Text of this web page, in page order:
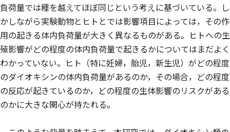
負荷量では種を越えてほぼ同じという考えに基づいている。し
かしながら実験動物とヒトとでは影響項目によっては，その作
用の起きる体内負荷量が大きく異なるものがある。ヒトへの生
殖影響がどの程度の体内負荷量で起きるかについてはまだよく
わかっていない。ヒト（特に妊婦，胎児，新生児）がどの程度
のダイオキシンの体内負荷量があるのか，その場合，どの程度
の反応が起きているのか，どの程度の生体影響のリスクがある
のかに大きな関心が持たれる。